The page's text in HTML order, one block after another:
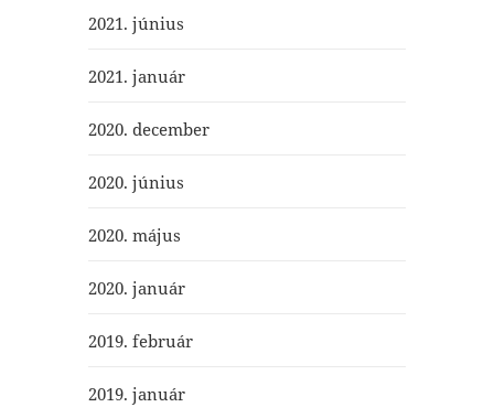
2021. június
2021. január
2020. december
2020. június
2020. május
2020. január
2019. február
2019. január